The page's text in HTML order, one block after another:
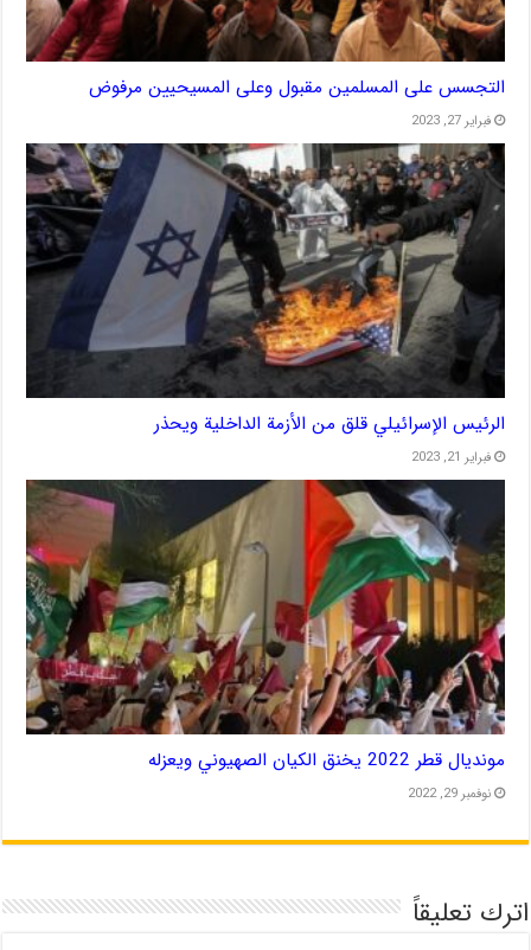
التجسس على المسلمين مقبول وعلى المسيحيين مرفوض
فبراير 27, 2023
الرئيس الإسرائيلي قلق من الأزمة الداخلية ويحذر
فبراير 21, 2023
مونديال قطر 2022 يخنق الكيان الصهيوني ويعزله
نوفمبر 29, 2022
اترك تعليقاً